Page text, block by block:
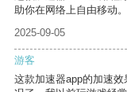
助你在网络上自由移动。
2025-09-05
游客
这款加速器app的加速